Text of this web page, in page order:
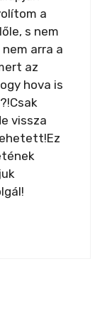
a
s nem
arra a
az
hova is
vissza